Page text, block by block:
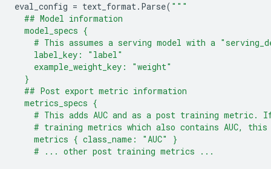
eval_config = text_format. Parse( """
  ## Model information
  model_specs {
# This assumes a serving model with a
    label_key: "label"
    example_weight_key: "weight"
  }
  ## Post export metric information
  metrics_specs {
# This adds AUC and as a post training metric.
# training metrics which also contains AUC,
    metrics { class_name: "AUC" }
    # ... other post training metrics ...